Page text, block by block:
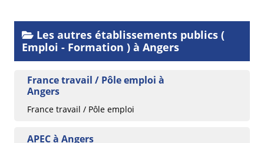
Les autres établissements publics (
Emploi - Formation ) à Angers
France travail / Pôle emploi à
Angers
France travail / Pôle emploi
APEC à Angers